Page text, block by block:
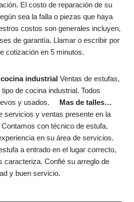
El costo de reparación de su
sea la falla o piezas que haya
costos son generales incluyen,
de garantía. Llamar o escribir por
cotización en 5 minutos.
industrial Ventas de estufas,
de cocina industrial. Todos
y usados. Mas de talles…
servicios y ventas presente en la
con técnico de estufa,
en su área de servicios.
a entrado en el lugar correcto,
caracteriza. Confié su arreglo de
y buen servicio.